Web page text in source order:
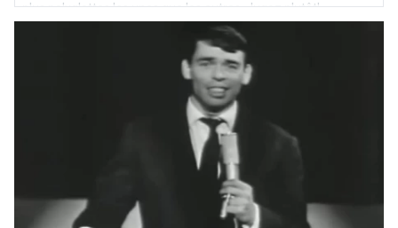
plus polyglottes les unes que les autres. Jugez plutôt!